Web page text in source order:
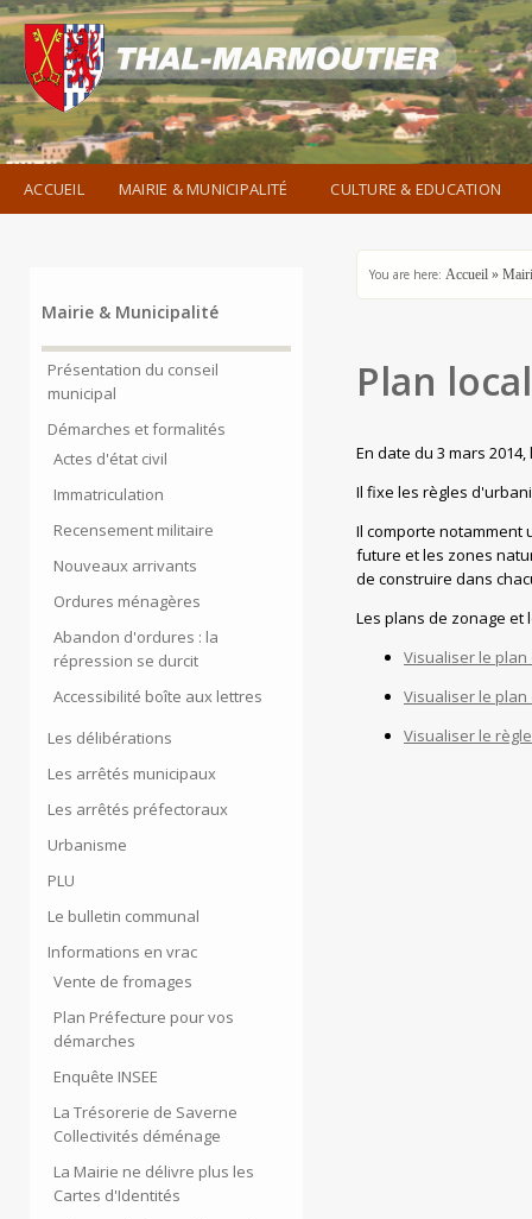
ACCUEIL MAIRIE & MUNICIPALITÉ CULTURE & EDUCATION
Mairie & Municipalité
Présentation du conseil
municipal
Démarches et formalités
Actes d'état civil
Immatriculation
Recensement militaire
Nouveaux arrivants
Ordures ménagères
Abandon d'ordures : la
répression se durcit
Accessibilité boîte aux lettres
Les délibérations
Les arrêtés municipaux
Les arrêtés préfectoraux
Urbanisme
PLU
Le bulletin communal
Informations en vrac
Vente de fromages
Plan Préfecture pour vos
démarches
Enquête INSEE
La Trésorerie de Saverne
Collectivités déménage
La Mairie ne délivre plus les
Cartes d'Identités
You are here: Accueil »
Plan
En date du 3 mars
Il fixe les règles
Il comporte notamment
future et les zones
de construire dans
Les plans de zonage et
Visualiser le
Visualiser le
Visualiser le